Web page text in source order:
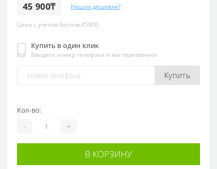
45 900₸ Нашли дешевле?
Цена с учетом баллов:45900
Купить в один клик
Введите номер телефона и мы перезвоним
Купить
Кол-во:
- +
В КОРЗИНУ